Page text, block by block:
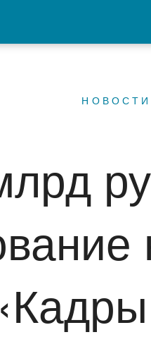
НОВОСТИ